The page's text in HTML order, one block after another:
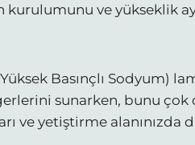
ve yükseklik
Basınçlı Sodyum)
sunarken, bunu çok
ve yetiştirme